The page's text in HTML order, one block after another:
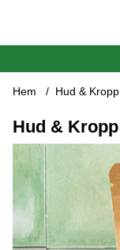
Hem Hud & Kropp
Hud & Kropp